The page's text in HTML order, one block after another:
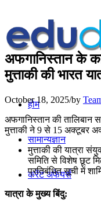
होम
सामान्यज्ञान
करेंट अफेयर्स
अफगानिस्तान के
मुत्ताकी की भारत
October 18, 2025/by
अफगानिस्तान की तालिबान
मुत्ताकी ने 9 से 15 अक्टूबर
मुत्ताकी की यात्रा
समिति से विशेष छूट
प्रतिबंधित सूची में
यात्रा के मुख्य बिंदु: